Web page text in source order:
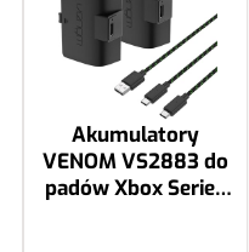
Akumulatory
VENOM VS2883 do
padów Xbox Series